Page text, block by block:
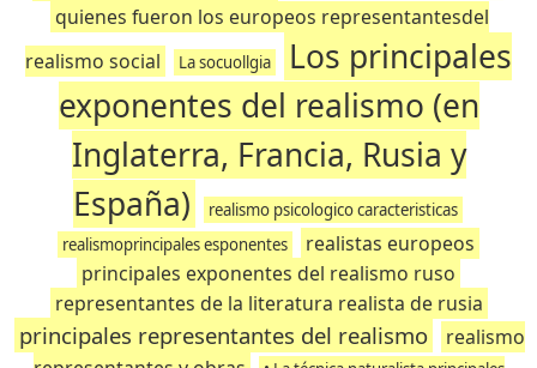
quienes fueron los europeos representantesdel
realismo social
La socuollgia
Los principales
exponentes del realismo (en
Inglaterra, Francia, Rusia y
España)
realismo psicologico caracteristicas
realismoprincipales esponentes
realistas europeos
principales exponentes del realismo ruso
representantes de la literatura realista de rusia
principales representantes del realismo
realismo